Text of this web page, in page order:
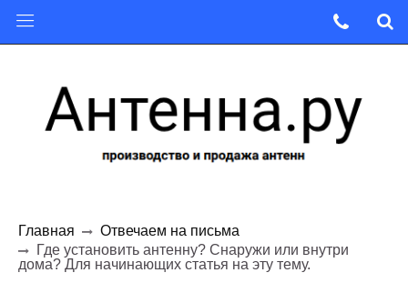
Главная
Отвечаем на письма
Где установить антенну? Снаружи или внутри
дома? Для начинающих статья на эту тему.